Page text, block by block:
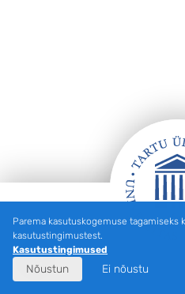
Jalus
Parema kasutuskogemuse tagamiseks
kasutustingimustest.
Kasutustingimused
Nõustun Ei nõustu